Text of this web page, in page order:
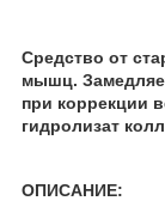
Средство от
мышц.
при коррекции
гидролизат
ОПИСАНИЕ: